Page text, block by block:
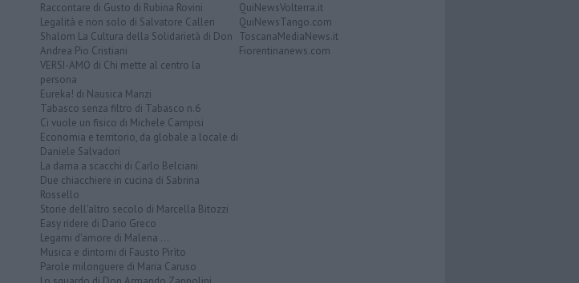
Raccontare di Gusto di Rubina Rovini
Legalità e non solo di Salvatore Calleri
Shalom La Cultura della Solidarietà di Don
Andrea Pio Cristiani
VERSI-AMO di Chi mette al centro la
persona
Eureka! di Nausica Manzi
Tabasco senza filtro di Tabasco n.6
Ci vuole un fisico di Michele Campisi
Economia e territorio, da globale a locale di
Daniele Salvadori
La dama a scacchi di Carlo Belciani
Due chiacchiere in cucina di Sabrina
Rossello
Storie dell'altro secolo di Marcella Bitozzi
Easy ridere di Dario Greco
Legami d'amore di Malena ...
Musica e dintorni di Fausto Pirìto
Parole milonguere di Maria Caruso
QuiNewsVolterra.it
QuiNewsTango.com
ToscanaMediaNews.it
Fiorentinanews.com